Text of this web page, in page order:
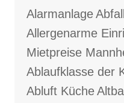
Alarmanlage
Allergenarme
Mietpreise
Ablaufklasse der
Abluft Küche